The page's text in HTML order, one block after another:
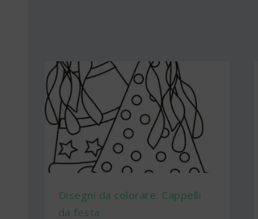
Disegni da colorare: Cappelli
da festa